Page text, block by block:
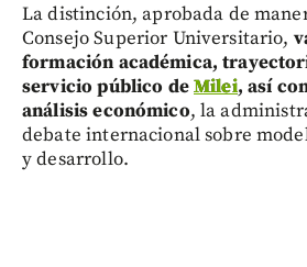
La distinción, aprobada de
Consejo Superior Universitario,
formación académica,
servicio público deMilei, así
análisis económico, la
debate internacional sobre
y desarrollo.